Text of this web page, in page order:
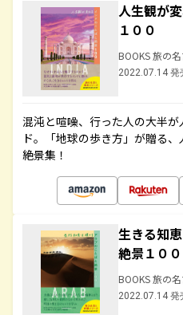
人生観が
１００
BOOKS 旅の
2022.07.14 発
混沌と喧噪、行った人の大半
ド。「地球の歩き方」が贈る
絶景集！
生きる知
絶景１００
BOOKS 旅の
2022.07.14 発